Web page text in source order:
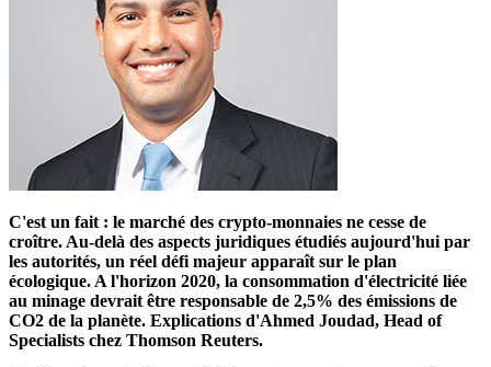
C'est un fait : le marché des crypto-monnaies ne cesse de
croître. Au-delà des aspects juridiques étudiés aujourd'hui par
les autorités, un réel défi majeur apparaît sur le plan
écologique. A l'horizon 2020, la consommation d'électricité liée
au minage devrait être responsable de 2,5% des émissions de
CO2 de la planète. Explications d'Ahmed Joudad, Head of
Specialists chez Thomson Reuters.